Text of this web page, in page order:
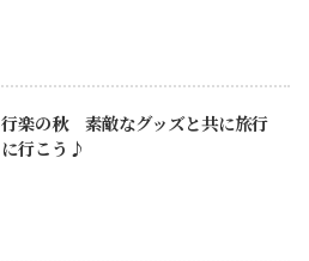
行楽の秋 素敵なグッズと共に旅行
に行こう♪